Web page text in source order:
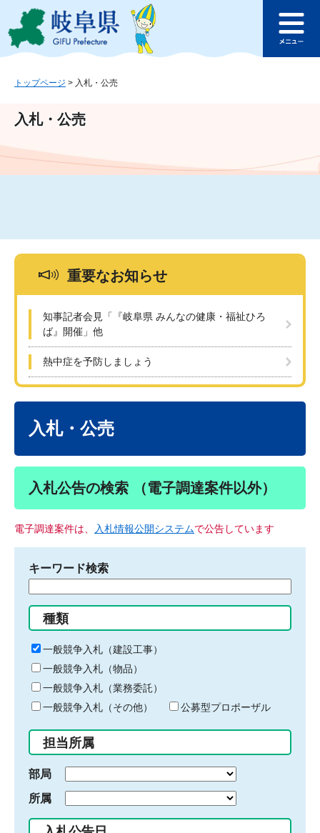
ジ
ュ
文
このページの本文へ
ュ
トップページ > 入札・公売
入札・公売
重要なお知らせ
知事記者会見「『岐阜県 みんなの健康・福祉ひろ
ば』開催」他
熱中症を予防しましょう
入札・公売
入札公告の検索 （電子調達案件以外）
電子調達案件は、 入札情報公開システムで公告しています
キーワード検索
る
キ
ー
ワ
ー
ド
入
力
種類
一般競争入札（建設工事）
一般競争入札（物品）
一般競争入札（業務委託）
一般競争入札（その他）
公募型プロポーザル
担当所属
部局
所属